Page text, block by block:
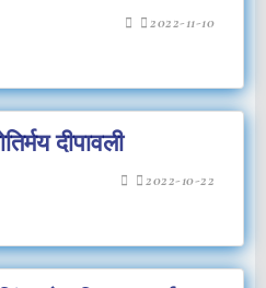
2022-11-10
दीपावली
2022-10-22